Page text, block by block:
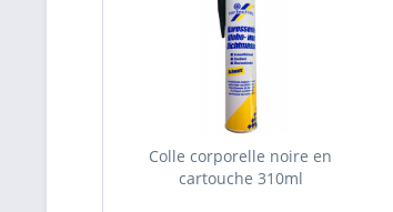
Colle corporelle noire en
cartouche 310ml